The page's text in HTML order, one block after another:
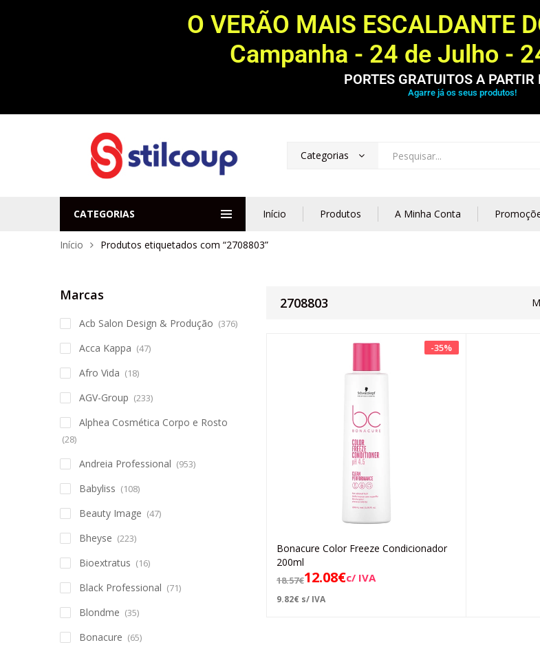
O VERÃO MAIS ESCALDANTE
Campanha - 24 de Julho -
PORTES GRATUITOS A PARTIR
Agarre já os seus produtos!
Categorias
CATEGORIAS Início Produtos A Minha Conta
Início Produtos etiquetados com “2708803”
2708803
-35%
Adicionar
Bonacure Color Freeze Condicionador
200ml
18.57€12.08€c/ IVA
9.82€ s/ IVA
Marcas
Acb Salon Design & Produção (376)
Acca Kappa (47)
Afro Vida (18)
AGV-Group (233)
Alphea Cosmética Corpo e Rosto
(28)
Andreia Professional (953)
Babyliss (108)
Beauty Image (47)
Bheyse (223)
Bioextratus (16)
Black Professional (71)
Blondme (35)
Bonacure (65)